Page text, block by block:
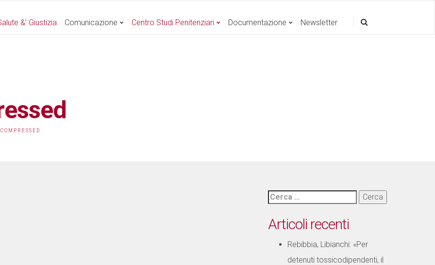
&’ Giustizia Comunicazione Centro Studi Penitenziari Documentazione Newsletter
Ricerca
per:
Articoli recenti
Rebibbia, Libianchi: «Per
detenuti tossicodipendenti, il